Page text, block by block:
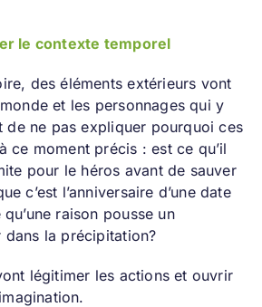
le contexte temporel
des éléments extérieurs vont
et les personnages qui y
de ne pas expliquer pourquoi ces
ce moment précis : est ce qu’il
pour le héros avant de sauver
c’est l’anniversaire d’une date
raison pousse un
dans la précipitation?
légitimer les actions et ouvrir